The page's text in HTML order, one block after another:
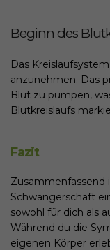
Beginn des
Das
anzunehmen. Das
Blut zu pumpen,
Blutkreislaufs
Fazit
Zusammenfassend
Schwangerschaft
sowohl für dich als
Während du die
eigenen Körper